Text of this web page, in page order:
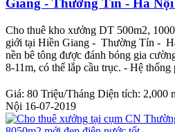
Giang - Thường Tín - Hà Nội
Cho thuê kho xưởng DT 500m2,
giới tại Hiền Giang - Thường Tín -
nền bê tông được đánh bóng gia
8-11m, có thể lắp cầu trục. - Hệ thống
Giá: 80 Triệu/Tháng Diện tích: 2,000
Nội 16-07-2019